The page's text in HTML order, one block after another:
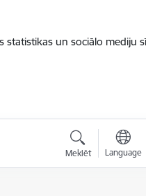
statistikas un sociālo mediju
Meklēt Language